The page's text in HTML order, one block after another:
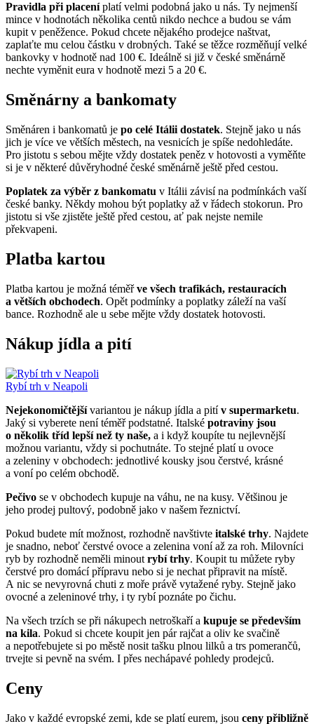
Pravidla při placeníplatí velmi podobná jako u nás. Ty nejmenší
mince v hodnotách několika centů nikdo nechce a budou se vám
kupit v peněžence. Pokud chcete nějakého prodejce naštvat,
zaplaťte mu celou částku v drobných. Také se těžce rozměňují velké
bankovky v hodnotě nad 100 €. Ideálně si již v české směnárně
nechte vyměnit eura v hodnotě mezi 5 a 20 €.
Směnárny a bankomaty
Směnáren i bankomatů je po celé Itálii dostatek. Stejně jako u nás
jich je více ve větších městech, na vesnicích je spíše nedohledáte.
Pro jistotu s sebou mějte vždy dostatek peněz v hotovosti a vyměňte
si je v některé důvěryhodné české směnárně ještě před cestou.
Poplatek za výběr z bankomatu v Itálii závisí na podmínkách vaší
české banky. Někdy mohou být poplatky až v řádech stokorun. Pro
jistotu si vše zjistěte ještě před cestou, ať pak nejste nemile
překvapeni.
Platba kartou
Platba kartou je možná téměřve všech trafikách, restauracích
a větších obchodech. Opět podmínky a poplatky záleží na vaší
bance. Rozhodně ale u sebe mějte vždy dostatek hotovosti.
Nákup jídla a pití
Rybí trh v Neapoli
Nejekonomičtějšívariantou je nákup jídla a pitív supermarketu.
Jaký si vyberete není téměř podstatné. Italské potraviny jsou
o několik tříd lepší než ty naše, a i když koupíte tu nejlevnější
možnou variantu, vždy si pochutnáte. To stejné platí u ovoce
a zeleniny v obchodech: jednotlivé kousky jsou čerstvé, krásné
a voní po celém obchodě.
Pečivo se v obchodech kupuje na váhu, ne na kusy. Většinou je
jeho prodej pultový, podobně jako v našem řeznictví.
Pokud budete mít možnost, rozhodně navštivte italské trhy. Najdete
je snadno, neboť čerstvé ovoce a zelenina voní až za roh. Milovníci
ryb by rozhodně neměli minout rybí trhy. Koupit tu můžete ryby
čerstvé pro domácí přípravu nebo si je nechat připravit na místě.
A nic se nevyrovná chuti z moře právě vytažené ryby. Stejně jako
ovocné a zeleninové trhy, i ty rybí poznáte po čichu.
Na všech trzích se při nákupech netroškaří a kupuje se především
na kila. Pokud si chcete koupit jen pár rajčat a oliv ke svačině
a nepotřebujete si po městě nosit tašku plnou lilků a trs pomerančů,
trvejte si pevně na svém. I přes nechápavé pohledy prodejců.
Ceny
Jako v každé evropské zemi, kde se platí eurem, jsou ceny přibližně